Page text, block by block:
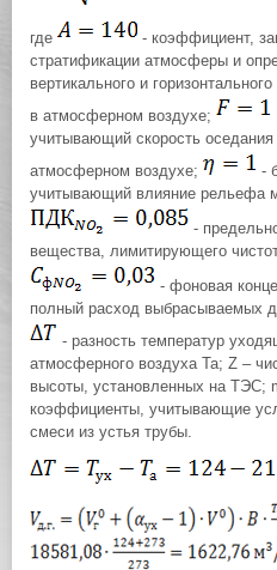
где
- коэффициент,
стратификации атмосферы и
вертикального и
в атмосферном воздухе;
учитывающий скорость
атмосферном воздухе;
-
учитывающий влияние рельефа
-
вещества, лимитирующего
- фоновая
полный расход выбрасываемых
- разность температур
атмосферного воздуха Та; Z –
высоты, установленных на ТЭС;
коэффициенты, учитывающие
смеси из устья трубы.